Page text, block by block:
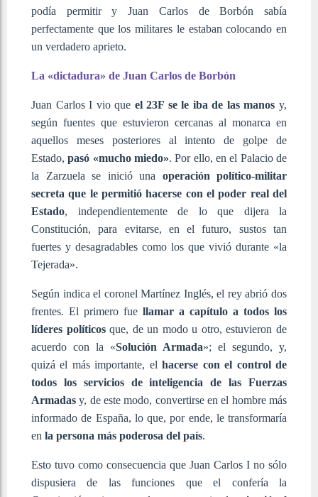
podía permitir y Juan Carlos de Borbón sabía
perfectamente que los militares le estaban colocando en
un verdadero aprieto.
La «dictadura» de Juan Carlos de Borbón
Juan Carlos I vio que el 23F se le iba de las manos y,
según fuentes que estuvieron cercanas al monarca en
aquellos meses posteriores al intento de golpe de
Estado,pasó «mucho miedo». Por ello, en el Palacio de
la Zarzuela se inició una operación político-militar
secreta que le permitió hacerse con el poder real del
Estado, independientemente de lo que dijera la
Constitución, para evitarse, en el futuro, sustos tan
fuertes y desagradables como los que vivió durante «la
Tejerada».
Según indica el coronel Martínez Inglés, el rey abrió dos
frentes. El primero fue llamar a capítulo a todos los
líderes políticosque, de un modo u otro, estuvieron de
acuerdo con la «Solución Armada»; el segundo, y,
quizá el más importante, elhacerse con el control de
todos los servicios de inteligencia de las Fuerzas
Armadas y, de este modo, convertirse en el hombre más
informado de España, lo que, por ende, le transformaría
en la persona más poderosa del país.
Esto tuvo como consecuencia que Juan Carlos I no sólo
dispusiera de las funciones que el confería la